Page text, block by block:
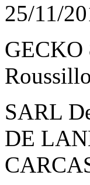
25/11/
GECKO
SARL
DE